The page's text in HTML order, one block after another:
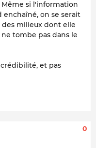
si l'information
enchaîné, on se serait
milieux dont elle
tombe pas dans le
et pas
0